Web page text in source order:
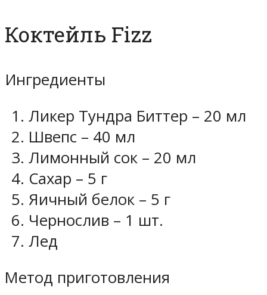
Коктейль Fizz
Ингредиенты
Ликер Тундра Биттер – 20 мл
Швепс – 40 мл
Лимонный сок – 20 мл
Сахар – 5 г
Яичный белок – 5 г
Чернослив – 1 шт.
Лед
Метод приготовления